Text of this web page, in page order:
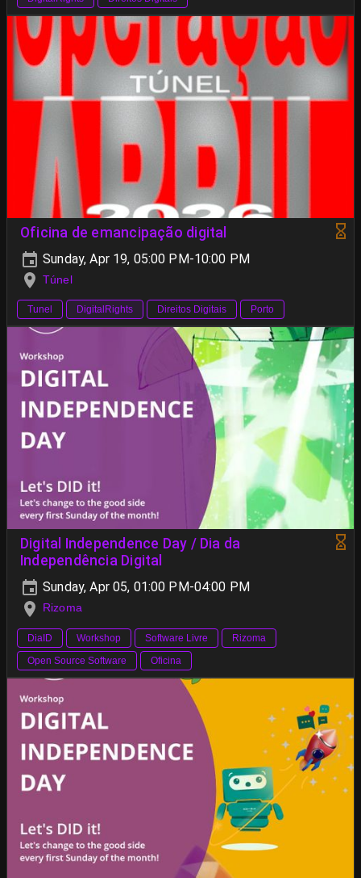
Oficina de emancipação digital
Sunday, Apr 19, 05:00 PM-10:00 PM
Túnel
Tunel DigitalRights Direitos Digitais Porto
Digital Independence Day / Dia da
Independência Digital
Sunday, Apr 05, 01:00 PM-04:00 PM
Rizoma
DiaID Workshop Software Livre
Rizoma
Open Source Software
Oficina